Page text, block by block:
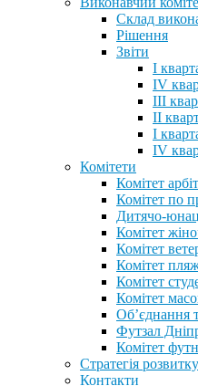
Склад
Рішення
Звіти
I
IV
III
II
I
IV
Комітети
Комітет
Комітет по
Дитячо-
Комітет
Комітет
Комітет
Комітет
Комітет
Обʼєднання
Футзал
Комітет
Стратегія розвитку
Контакти